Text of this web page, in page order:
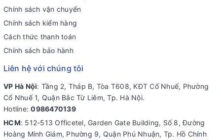
Chính sách vận chuyển
Chính sách kiểm hàng
Cách thức thanh toán
Chính sách bảo hành
Liên hệ với chúng tôi
VP Hà Nội: Tầng 2, Tháp B, Tòa T608, KĐT Cổ Nhuế, Phường
Cổ Nhuế 1, Quận Bắc Từ Liêm, Tp. Hà Nội.
Hotline:0986470139
HCM: 512-513 Officetel, Garden Gate Building, Số 8, Đường
Hoàng Minh Giám, Phường 9, Quận Phú Nhuận, Tp. Hồ Chính